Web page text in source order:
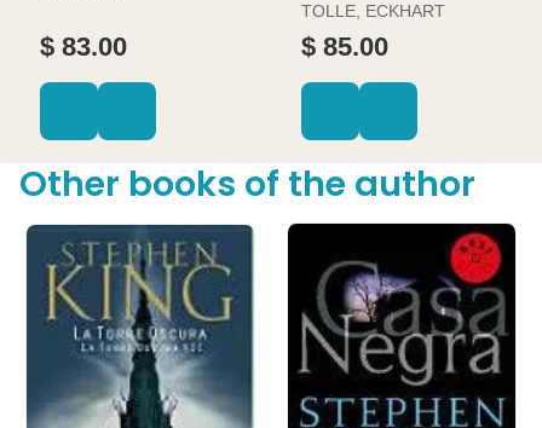
$ 83.00
TOLLE, ECKHART
$ 85.00
Other books of the author